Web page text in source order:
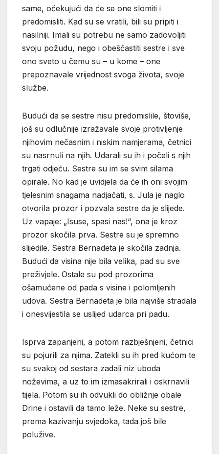
same, očekujući da će se one slomiti i
predomisliti. Kad su se vratili, bili su pripiti i
nasilniji. Imali su potrebu ne samo zadovoljiti
svoju požudu, nego i obeščastiti sestre i sve
ono sveto u čemu su – u kome – one
prepoznavale vrijednost svoga života, svoje
službe.
Budući da se sestre nisu predomislile, štoviše,
još su odlučnije izražavale svoje protivljenje
njihovim nečasnim i niskim namjerama, četnici
su nasrnuli na njih. Udarali su ih i počeli s njih
trgati odjeću. Sestre su im se svim silama
opirale. No kad je uvidjela da će ih oni svojim
tjelesnim snagama nadjačati, s. Jula je naglo
otvorila prozor i pozvala sestre da je slijede.
Uz vapaje: „Isuse, spasi nas!“, ona je kroz
prozor skočila prva. Sestre su je spremno
slijedile. Sestra Bernadeta je skočila zadnja.
Budući da visina nije bila velika, pad su sve
preživjele. Ostale su pod prozorima
ošamućene od pada s visine i polomljenih
udova. Sestra Bernadeta je bila najviše stradala
i onesvijestila se uslijed udarca pri padu.
Isprva zapanjeni, a potom razbješnjeni, četnici
su pojurili za njima. Zatekli su ih pred kućom te
su svakoj od sestara zadali niz uboda
noževima, a uz to im izmasakrirali i oskrnavili
tijela. Potom su ih odvukli do obližnje obale
Drine i ostavili da tamo leže. Neke su sestre,
prema kazivanju svjedoka, tada još bile
polužive.